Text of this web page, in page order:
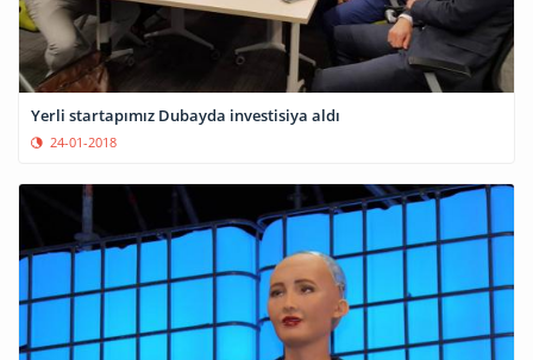
Yerli startapımız Dubayda investisiya aldı
24-01-2018